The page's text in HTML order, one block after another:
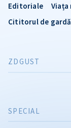
SPECIAL
Editoriale
Viața
Cititorul de gardă
ZDGUST